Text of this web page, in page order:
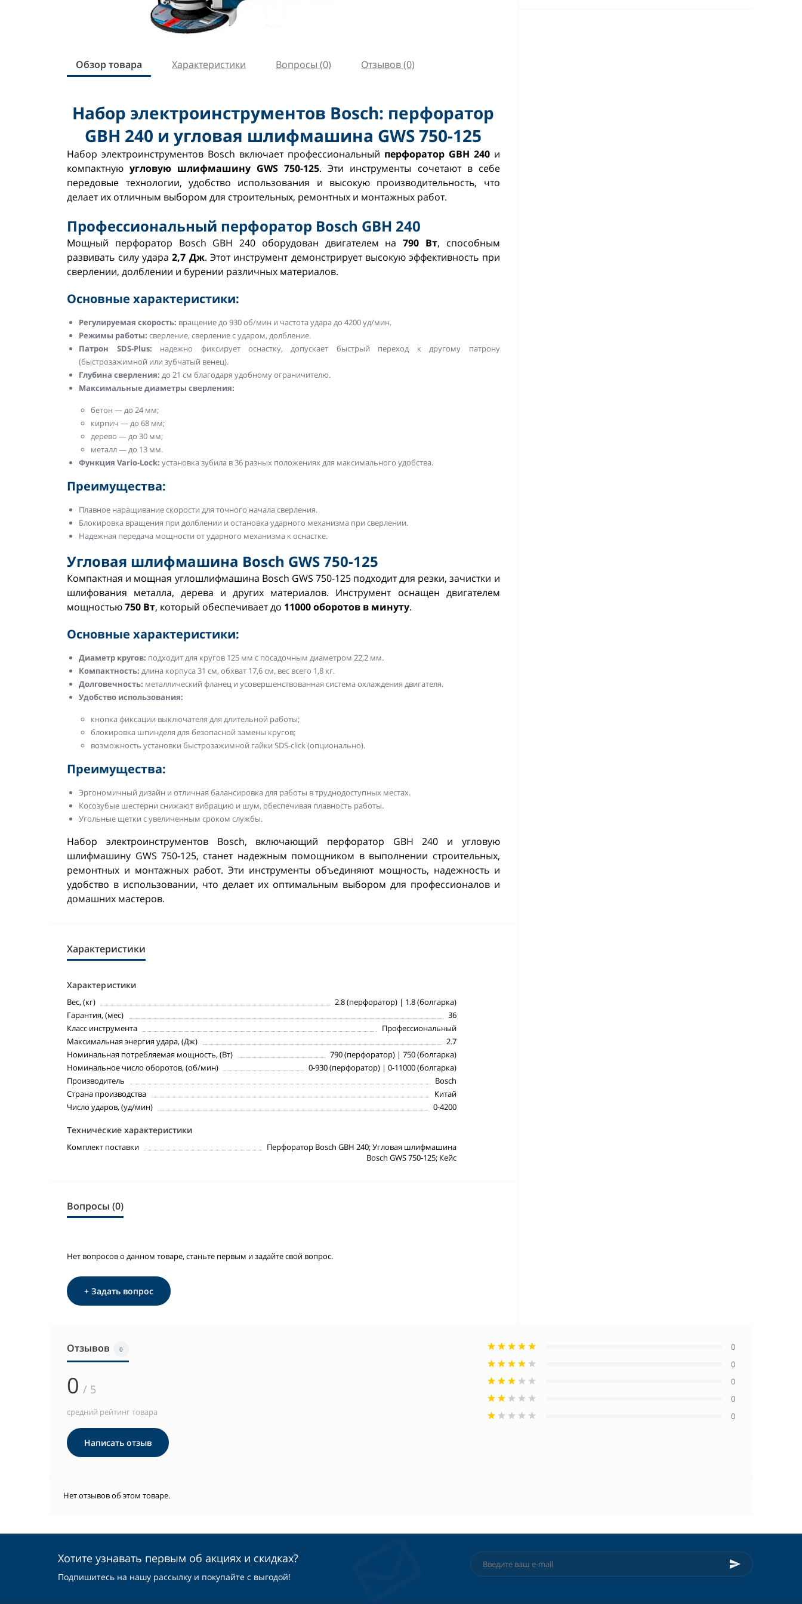
Обзор товара Характеристики Вопросы (0) Отзывов (0)
Набор электроинструментов Bosch: перфоратор
GBH 240 и угловая шлифмашина GWS 750-125
Набор электроинструментов Bosch включает профессиональный перфоратор GBH 240и
компактнуюугловую шлифмашину GWS 750-125. Эти инструменты сочетают в себе
передовые технологии, удобство использования и высокую производительность, что
делает их отличным выбором для строительных, ремонтных и монтажных работ.
Профессиональный перфоратор Bosch GBH 240
Мощный перфоратор Bosch GBH 240 оборудован двигателем на790 Вт, способным
развивать силу удара2,7 Дж. Этот инструмент демонстрирует высокую эффективность при
сверлении, долблении и бурении различных материалов.
Основные характеристики:
Регулируемая скорость: вращение до 930 об/мин и частота удара до 4200 уд/мин.
Режимы работы: сверление, сверление с ударом, долбление.
Патрон SDS-Plus: надежно фиксирует оснастку, допускает быстрый переход к другому патрону
(быстрозажимной или зубчатый венец).
Глубина сверления: до 21 см благодаря удобному ограничителю.
Максимальные диаметры сверления:
бетон — до 24 мм;
кирпич — до 68 мм;
дерево — до 30 мм;
металл — до 13 мм.
Функция Vario-Lock: установка зубила в 36 разных положениях для максимального удобства.
Преимущества:
Плавное наращивание скорости для точного начала сверления.
Блокировка вращения при долблении и остановка ударного механизма при сверлении.
Надежная передача мощности от ударного механизма к оснастке.
Угловая шлифмашина Bosch GWS 750-125
Компактная и мощная углошлифмашина Bosch GWS 750-125 подходит для резки, зачистки и
шлифования металла, дерева и других материалов. Инструмент оснащен двигателем
мощностью750 Вт, который обеспечивает до 11000 оборотов в минуту.
Основные характеристики:
Диаметр кругов: подходит для кругов 125 мм с посадочным диаметром 22,2 мм.
Компактность: длина корпуса 31 см, обхват 17,6 см, вес всего 1,8 кг.
Долговечность: металлический фланец и усовершенствованная система охлаждения двигателя.
Удобство использования:
кнопка фиксации выключателя для длительной работы;
блокировка шпинделя для безопасной замены кругов;
возможность установки быстрозажимной гайки SDS-click (опционально).
Преимущества:
Эргономичный дизайн и отличная балансировка для работы в труднодоступных местах.
Косозубые шестерни снижают вибрацию и шум, обеспечивая плавность работы.
Угольные щетки с увеличенным сроком службы.
Набор электроинструментов Bosch, включающий перфоратор GBH 240 и угловую
шлифмашину GWS 750-125, станет надежным помощником в выполнении строительных,
ремонтных и монтажных работ. Эти инструменты объединяют мощность, надежность и
удобство в использовании, что делает их оптимальным выбором для профессионалов и
домашних мастеров.
Характеристики
Характеристики
Вес, (кг)
2.8 (перфоратор) | 1.8 (болгарка)
Гарантия, (мес)
36
Класс инструмента
Профессиональный
Максимальная энергия удара, (Дж)
2.7
Номинальная потребляемая мощность, (Вт)
790 (перфоратор) | 750 (болгарка)
Номинальное число оборотов, (об/мин)
0-930 (перфоратор) | 0-11000 (болгарка)
Производитель
Bosch
Страна производства
Китай
Число ударов, (уд/мин)
0-4200
Технические характеристики
Комплект поставки
Перфоратор Bosch GBH 240; Угловая шлифмашина
Bosch GWS 750-125; Кейс
Вопросы (0)
Нет вопросов о данном товаре, станьте первым и задайте свой вопрос.
+ Задать вопрос
Отзывов 0
0 / 5
средний рейтинг товара
Написать отзыв
0
0
0
0
0
Нет отзывов об этом товаре.
Хотите узнавать первым об акциях и скидках?
Подпишитесь на нашу рассылку и покупайте с выгодой!